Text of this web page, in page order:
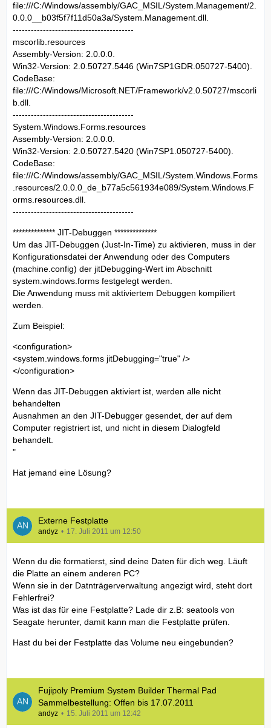
file:///C:/Windows/assembly/GAC_MSIL/System.Management/2.
0.0.0__b03f5f7f11d50a3a/System.Management.dll.
----------------------------------------
mscorlib.resources
Assembly-Version: 2.0.0.0.
Win32-Version: 2.0.50727.5446 (Win7SP1GDR.050727-5400).
CodeBase:
file:///C:/Windows/Microsoft.NET/Framework/v2.0.50727/mscorli
b.dll.
----------------------------------------
System.Windows.Forms.resources
Assembly-Version: 2.0.0.0.
Win32-Version: 2.0.50727.5420 (Win7SP1.050727-5400).
CodeBase:
file:///C:/Windows/assembly/GAC_MSIL/System.Windows.Forms
.resources/2.0.0.0_de_b77a5c561934e089/System.Windows.F
orms.resources.dll.
----------------------------------------
************** JIT-Debuggen **************
Um das JIT-Debuggen (Just-In-Time) zu aktivieren, muss in der
Konfigurationsdatei der Anwendung oder des Computers
(machine.config) der jitDebugging-Wert im Abschnitt
system.windows.forms festgelegt werden.
Die Anwendung muss mit aktiviertem Debuggen kompiliert
werden.
Zum Beispiel:
<configuration>
<system.windows.forms jitDebugging="true" />
</configuration>
Wenn das JIT-Debuggen aktiviert ist, werden alle nicht
behandelten
Ausnahmen an den JIT-Debugger gesendet, der auf dem
Computer registriert ist, und nicht in diesem Dialogfeld
behandelt.
"
Hat jemand eine Lösung?
Externe Festplatte
andyz 17. Juli 2011 um 12:50
Wenn du die formatierst, sind deine Daten für dich weg. Läuft
die Platte an einem anderen PC?
Wenn sie in der Datnträgerverwaltung angezigt wird, steht dort
Fehlerfrei?
Was ist das für eine Festplatte? Lade dir z.B: seatools von
Seagate herunter, damit kann man die Festplatte prüfen.
Hast du bei der Festplatte das Volume neu eingebunden?
Fujipoly Premium System Builder Thermal Pad
Sammelbestellung: Offen bis 17.07.2011
andyz 15. Juli 2011 um 12:42